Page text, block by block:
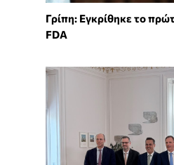
Γρίπη: Εγκρίθηκε το
FDA